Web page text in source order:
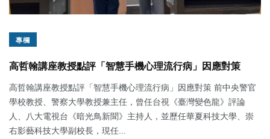
專欄
高哲翰講座教授點評「智慧手機心理流行病」因應對策
高哲翰講座教授點評「智慧手機心理流行病」因應對策 前中央警官
學校教授、警察大學教授兼主任，曾任台視《臺灣變色龍》評論
人、八大電視台《暗光鳥新聞》主持人，並歷任華夏科技大學、崇
右影藝科技大學副校長，現任...